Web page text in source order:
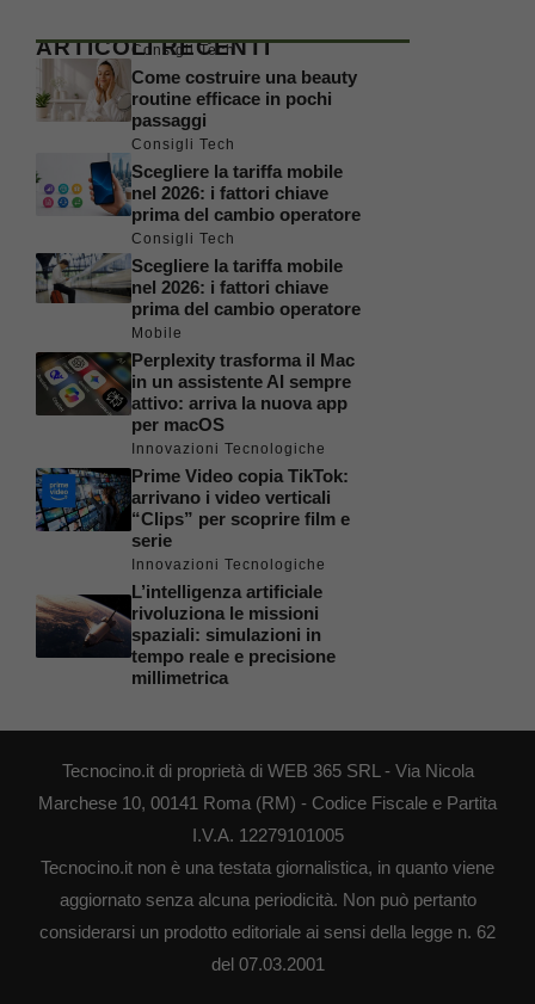
ARTICOLI RECENTI
Consigli Tech
Come costruire una beauty
routine efficace in pochi
passaggi
Consigli Tech
Scegliere la tariffa mobile
nel 2026: i fattori chiave
prima del cambio operatore
Consigli Tech
Scegliere la tariffa mobile
nel 2026: i fattori chiave
prima del cambio operatore
Mobile
Perplexity trasforma il Mac
in un assistente AI sempre
attivo: arriva la nuova app
per macOS
Innovazioni Tecnologiche
Prime Video copia TikTok:
arrivano i video verticali
“Clips” per scoprire film e
serie
Innovazioni Tecnologiche
L’intelligenza artificiale
rivoluziona le missioni
spaziali: simulazioni in
tempo reale e precisione
millimetrica
Tecnocino.it di proprietà di WEB 365 SRL - Via Nicola
Marchese 10, 00141 Roma (RM) - Codice Fiscale e Partita
I.V.A. 12279101005
Tecnocino.it non è una testata giornalistica, in quanto viene
aggiornato senza alcuna periodicità. Non può pertanto
considerarsi un prodotto editoriale ai sensi della legge n. 62
del 07.03.2001